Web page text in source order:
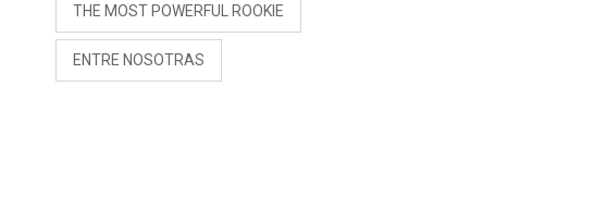
THE MOST POWERFUL ROOKIE
ENTRE NOSOTRAS